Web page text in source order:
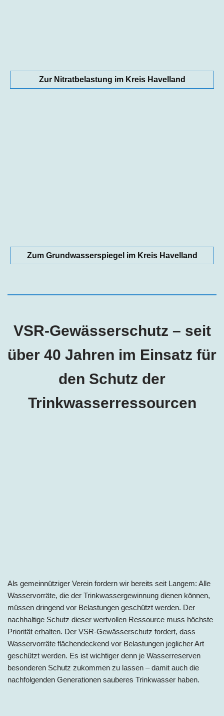
Zur Nitratbelastung im Kreis Havelland
Zum Grundwasserspiegel im Kreis Havelland
VSR-Gewässerschutz – seit
über 40 Jahren im Einsatz für
den Schutz der
Trinkwasserressourcen
Als gemeinnütziger Verein fordern wir bereits seit Langem: Alle
Wasservorräte, die der Trinkwassergewinnung dienen können,
müssen dringend vor Belastungen geschützt werden. Der
nachhaltige Schutz dieser wertvollen Ressource muss höchste
Priorität erhalten. Der VSR-Gewässerschutz fordert, dass
Wasservorräte flächendeckend vor Belastungen jeglicher Art
geschützt werden. Es ist wichtiger denn je Wasserreserven
besonderen Schutz zukommen zu lassen – damit auch die
nachfolgenden Generationen sauberes Trinkwasser haben.